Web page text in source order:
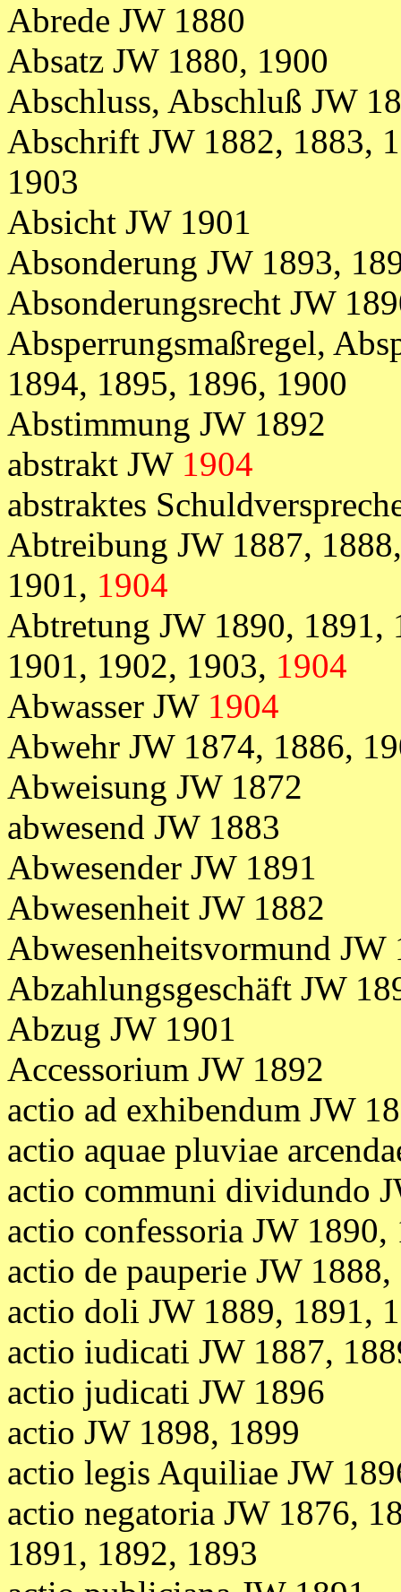
Abrede JW 1880
Absatz JW 1880, 1900
Abschluss, Abschluß JW
Abschrift JW 1882, 1883,
1903
Absicht JW 1901
Absonderung JW 1893,
Absonderungsrecht JW
Absperrungsmaßregel,
1894, 1895, 1896, 1900
Abstimmung JW 1892
abstrakt JW 1904
abstraktes
Abtreibung JW 1887,
1901, 1904
Abtretung JW 1890, 1891,
1901, 1902, 1903, 1904
Abwasser JW 1904
Abwehr JW 1874, 1886,
Abweisung JW 1872
abwesend JW 1883
Abwesender JW 1891
Abwesenheit JW 1882
Abwesenheitsvormund JW
Abzahlungsgeschäft JW
Abzug JW 1901
Accessorium JW 1892
actio ad exhibendum JW
actio aquae pluviae
actio communi dividundo
actio confessoria JW 1890,
actio de pauperie JW
actio doli JW 1889, 1891,
actio iudicati JW 1887,
actio judicati JW 1896
actio JW 1898, 1899
actio legis Aquiliae JW
actio negatoria JW 1876,
1891, 1892, 1893